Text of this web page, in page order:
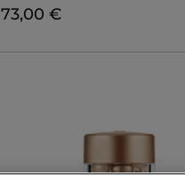
73,00 €